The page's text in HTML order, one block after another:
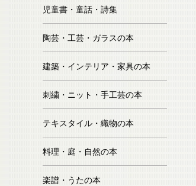
児童書・童話・詩集
陶芸・工芸・ガラスの本
建築・インテリア・家具の本
刺繍・ニット・手工芸の本
テキスタイル・織物の本
料理・庭・自然の本
楽譜・うたの本